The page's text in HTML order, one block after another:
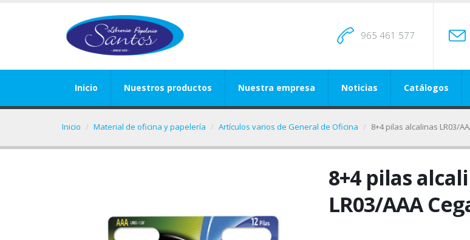
965 461 577
Inicio Nuestros productos Nuestra empresa Noticias Catálogos
Inicio Material de oficina y papelería Artículos varios de General de Oficina 8+4 pilas alcalinas LR03/
8+4 pilas
LR03/AAA